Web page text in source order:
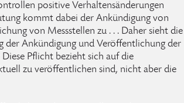
positive Verhaltensänderungen
kommt dabei der Ankündigung von
von Messstellen zu . . . Daher sieht die
der Ankündigung und Veröffentlichung der
Pflicht bezieht sich auf die
zu veröffentlichen sind, nicht aber die